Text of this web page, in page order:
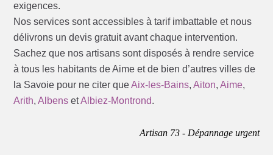
exigences.
Nos services sont accessibles à tarif imbattable et nous
délivrons un devis gratuit avant chaque intervention.
Sachez que nos artisans sont disposés à rendre service
à tous les habitants de Aime et de bien d’autres villes de
la Savoie pour ne citer queAix-les-Bains,Aiton,Aime,
Arith,Albens etAlbiez-Montrond.
Artisan 73 - Dépannage urgent